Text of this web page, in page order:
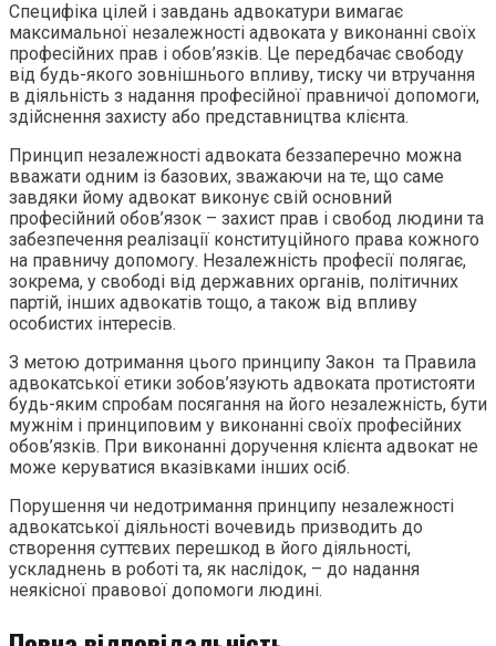
Специфіка цілей і завдань адвокатури вимагає
максимальної незалежності адвоката у виконанні своїх
професійних прав і обов’язків. Це передбачає свободу
від будь-якого зовнішнього впливу, тиску чи втручання
в діяльність з надання професійної правничої допомоги,
здійснення захисту або представництва клієнта.
Принцип незалежності адвоката беззаперечно можна
вважати одним із базових, зважаючи на те, що саме
завдяки йому адвокат виконує свій основний
професійний обов’язок – захист прав і свобод людини та
забезпечення реалізації конституційного права кожного
на правничу допомогу. Незалежність професії полягає,
зокрема, у свободі від державних органів, політичних
партій, інших адвокатів тощо, а також від впливу
особистих інтересів.
З метою дотримання цього принципу Закон та Правила
адвокатської етики зобов’язують адвоката протистояти
будь-яким спробам посягання на його незалежність, бути
мужнім і принциповим у виконанні своїх професійних
обов’язків. При виконанні доручення клієнта адвокат не
може керуватися вказівками інших осіб.
Порушення чи недотримання принципу незалежності
адвокатської діяльності вочевидь призводить до
створення суттєвих перешкод в його діяльності,
ускладнень в роботі та, як наслідок, – до надання
неякісної правової допомоги людині.